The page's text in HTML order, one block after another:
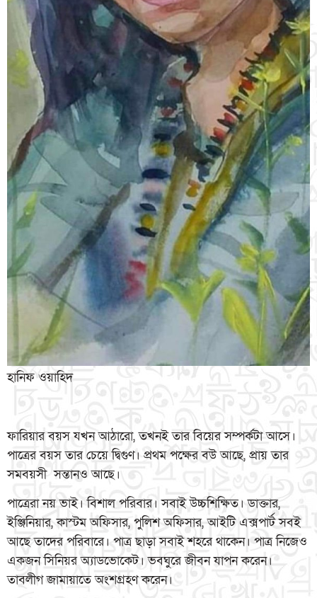
হানিফ ওয়াহিদ
ফারিয়ার বয়স যখন আঠারো, তখনই তার বিয়ের সম্পর্কটা আসে।
পাত্রের বয়স তার চেয়ে দ্বিগুণ। প্রথম পক্ষের বউ আছে, প্রায় তার
সমবয়সী সন্তানও আছে।
পাত্রেরা নয় ভাই। বিশাল পরিবার। সবাই উচ্চশিক্ষিত। ডাক্তার,
ইঞ্জিনিয়ার, কাস্টম অফিসার, পুলিশ অফিসার, আইটি এক্সপার্ট সবই
আছে তাদের পরিবারে। পাত্র ছাড়া সবাই শহরে থাকেন। পাত্র নিজেও
একজন সিনিয়র অ্যাডভোকেট। ভবঘুরে জীবন যাপন করেন।
তাবলীগ জামায়াতে অংশগ্রহণ করেন।